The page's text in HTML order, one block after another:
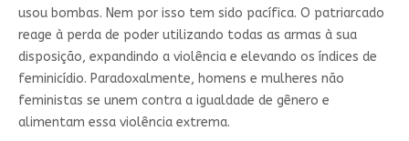
usou bombas. Nem por isso tem sido pacífica. O patriarcado
reage à perda de poder utilizando todas as armas à sua
disposição, expandindo a violência e elevando os índices de
feminicídio. Paradoxalmente, homens e mulheres não
feministas se unem contra a igualdade de gênero e
alimentam essa violência extrema.